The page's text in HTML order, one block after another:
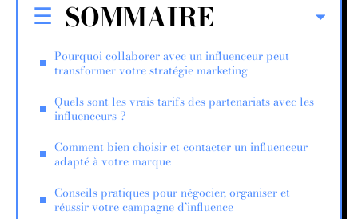
SOMMAIRE
Pourquoi collaborer avec un influenceur peut
transformer votre stratégie marketing
Quels sont les vrais tarifs des partenariats avec les
influenceurs ?
Comment bien choisir et contacter un influenceur
adapté à votre marque
Conseils pratiques pour négocier, organiser et
réussir votre campagne d’influence